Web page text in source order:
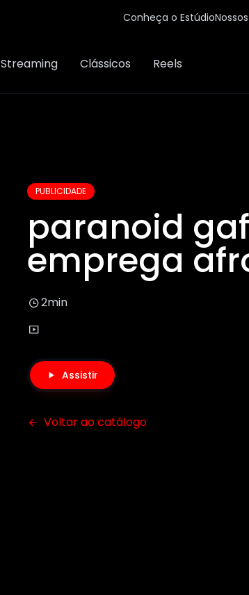
Conheça o Estúdio
Streaming Clássicos Reels
PUBLICIDADE
paranoid
emprega
2min
Assistir
Voltar ao catálogo